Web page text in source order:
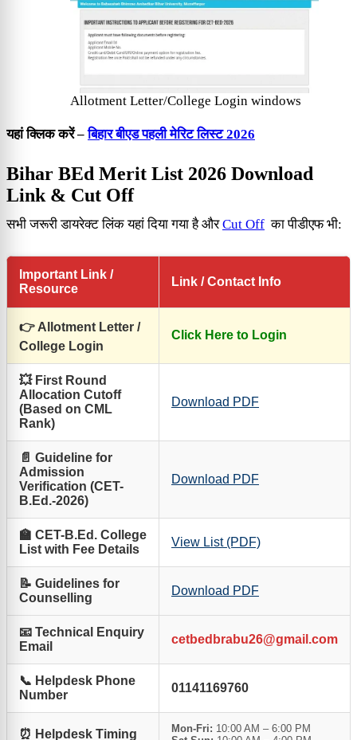
Allotment Letter/College Login windows
यहां क्लिक करें –बिहार बीएड पहली मेरिट लिस्ट 2026
Bihar BEd Merit List 2026 Download
Link & Cut Off
सभी जरूरी डायरेक्ट लिंक यहां दिया गया है औरCut Off का पीडीएफ भी:
Important Link /
Resource
Link / Contact Info
👉 Allotment Letter /
College Login
Click Here to Login
💥 First Round
Allocation Cutoff
(Based on CML
Rank)
Download PDF
📄 Guideline for
Admission
Verification (CET-
B.Ed.-2026)
Download PDF
🏫 CET-B.Ed. College
List with Fee Details
View List (PDF)
📝 Guidelines for
Counselling
Download PDF
📧 Technical Enquiry
Email
cetbedbrabu26@gmail.com
📞 Helpdesk Phone
Number
01141169760
⏰ Helpdesk Timing Mon-Fri: 10:00 AM – 6:00 PM